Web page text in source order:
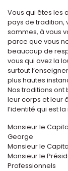
Vous qui êtes les
pays de tradition,
sommes, à vous
parce que vous
beaucoup de
vous qui avez la
surtout
plus hautes
Nos traditions ont
leur corps et leur
l’identité qui est la
Monsieur le
George
Monsieur le
Monsieur le
Professionnels